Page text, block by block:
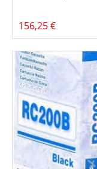
156,25 €